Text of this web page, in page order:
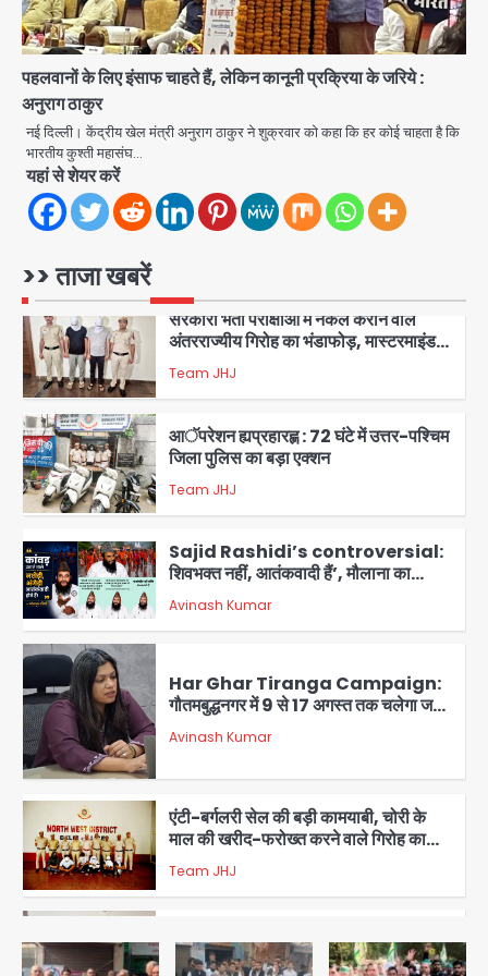
पहलवानों के लिए इंसाफ चाहते हैं, लेकिन कानूनी प्रक्रिया के जरिये :
अनुराग ठाकुर
नई दिल्ली। केंद्रीय खेल मंत्री अनुराग ठाकुर ने शुक्रवार को कहा कि हर कोई चाहता है कि
भारतीय कुश्ती महासंघ…
यहां से शेयर करें
>> ताजा खबरें
1
2
एंटी-बर्गलरी सेल की बड़ी कामयाबी, चोरी के
माल की खरीद-फरोख्त करने वाले गिरोह का
अंतरराज्यीय गिरोह का भंडाफोड़, मास्टरमाइंड
समेत 7 गिरफ्तार
Team JHJ
4
जिला पुलिस का बड़ा एक्शन
Team JHJ
5
Sajid Rashidi’s controversial:
शिवभक्त नहीं, आतंकवादी हैं’, मौलाना का
कांवड़ियों पर विवादित बयान, BJP विधायक ने
कराई FIR, NSA की मांग
Avinash Kumar
1
Har Ghar Tiranga Campaign:
गौतमबुद्धनगर में 9 से 17 अगस्त तक चलेगा जन-
जागरूकता महाअभियान, डीएम ने की समीक्षा
बैठक
2
एंटी-बर्गलरी सेल की बड़ी कामयाबी, चोरी के
माल की खरीद-फरोख्त करने वाले गिरोह का
भंडाफोड़
3
सरकारी भर्ती परीक्षाओं में नकल कराने वाले
अंतरराज्यीय गिरोह का भंडाफोड़, मास्टरमाइंड
समेत 7 गिरफ्तार
Team JHJ
आॅपरेशन ह्यप्रहारह्ण : 72 घंटे में उत्तर-पश्चिम
Team JHJ